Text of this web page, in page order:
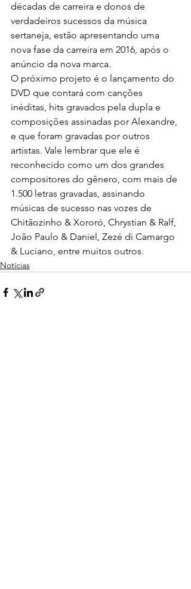
décadas de carreira e donos de
verdadeiros sucessos da música
sertaneja, estão apresentando uma
nova fase da carreira em 2016, após o
anúncio da nova marca.
O próximo projeto é o lançamento do
DVD que contará com canções
inéditas, hits gravados pela dupla e
composições assinadas por Alexandre,
e que foram gravadas por outros
artistas. Vale lembrar que ele é
reconhecido como um dos grandes
compositores do gênero, com mais de
1.500 letras gravadas, assinando
músicas de sucesso nas vozes de
Chitãozinho & Xororó, Chrystian & Ralf,
João Paulo & Daniel, Zezé di Camargo
& Luciano, entre muitos outros.
Notícias